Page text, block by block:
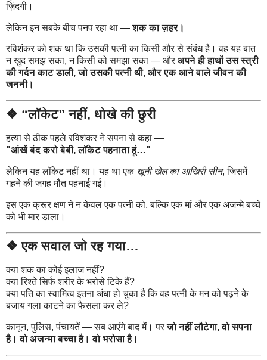
ज़िंदगी।
लेकिन इन सबके बीच पनप रहा था —शक का ज़हर।
रविशंकर को शक था कि उसकी पत्नी का किसी और से संबंध है। वह यह बात
न खुद समझ सका, न किसी को समझा सका — और अपने ही हाथों उस स्त्री
की गर्दन काट डाली, जो उसकी पत्नी थी, और एक आने वाले जीवन की
जननी।
❖ “लॉकेट” नहीं, धोखे की छुरी
हत्या से ठीक पहले रविशंकर ने सपना से कहा —
"आंखें बंद करो बेबी, लॉकेट पहनाता हूं…"
लेकिन यह लॉकेट नहीं था। यह था एक खूनी खेल का आखिरी सीन, जिसमें
गहने की जगह मौत पहनाई गई।
इस एक क्रूर क्षण ने न केवल एक पत्नी को, बल्कि एक मां और एक अजन्मे बच्चे
को भी मार डाला।
❖ एक सवाल जो रह गया…
क्या शक का कोई इलाज नहीं?
क्या रिश्ते सिर्फ शरीर के भरोसे टिके हैं?
क्या पति का स्वामित्व इतना अंधा हो चुका है कि वह पत्नी के मन को पढ़ने के
बजाय गला काटने का फैसला कर ले?
कानून, पुलिस, पंचायतें — सब आएंगे बाद में। परजो नहीं लौटेगा, वो सपना
है। वो अजन्मा बच्चा है। वो भरोसा है।